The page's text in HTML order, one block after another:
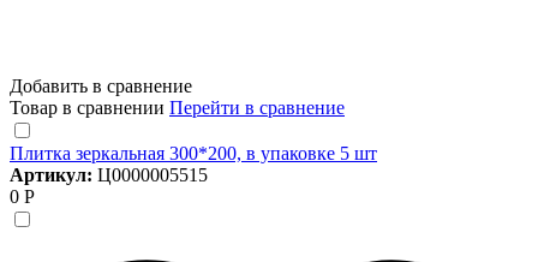
Добавить в сравнение
Товар в сравнении Перейти в сравнение
Плитка зеркальная 300*200, в упаковке 5 шт
Артикул: Ц0000005515
0 Р